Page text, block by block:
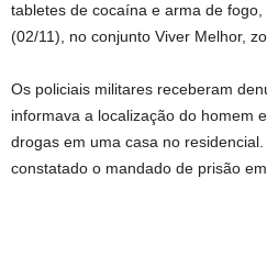
tabletes de cocaína e arma de
(02/11), no conjunto Viver Melhor,
Os policiais militares receberam
informava a localização do homem
drogas em uma casa no
constatado o mandado de prisão